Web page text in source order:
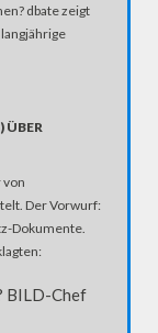
dbate zeigt
ÜBER
von
Der Vorwurf:
Dokumente.